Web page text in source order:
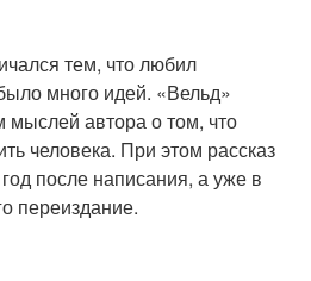
тем, что любил
много идей. «Вельд»
мыслей автора о том, что
человека. При этом рассказ
после написания, а уже в
переиздание.